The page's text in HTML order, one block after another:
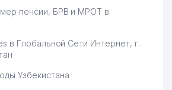
пенсии, БРВ и МРОТ в
в Глобальной Сети Интернет, г.
Узбекистана